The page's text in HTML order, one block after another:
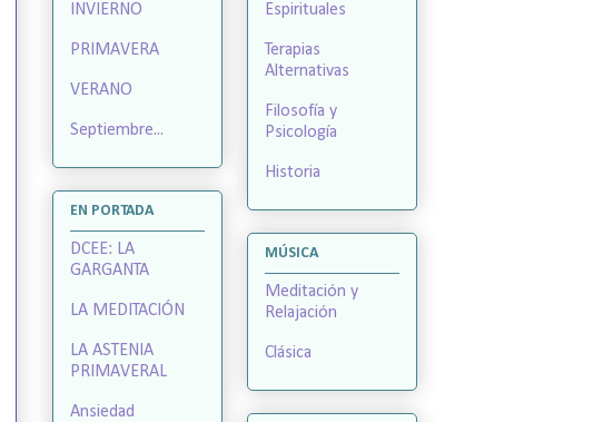
INVIERNO
PRIMAVERA
VERANO
Septiembre...
EN PORTADA
DCEE: LA
GARGANTA
LA MEDITACIÓN
LA ASTENIA
PRIMAVERAL
Ansiedad
Espirituales
Terapias
Alternativas
Filosofía y
Psicología
Historia
MÚSICA
Meditación y
Relajación
Clásica